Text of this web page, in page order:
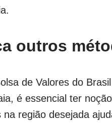
outros
de Valores do
é essencial ter
na região desejada